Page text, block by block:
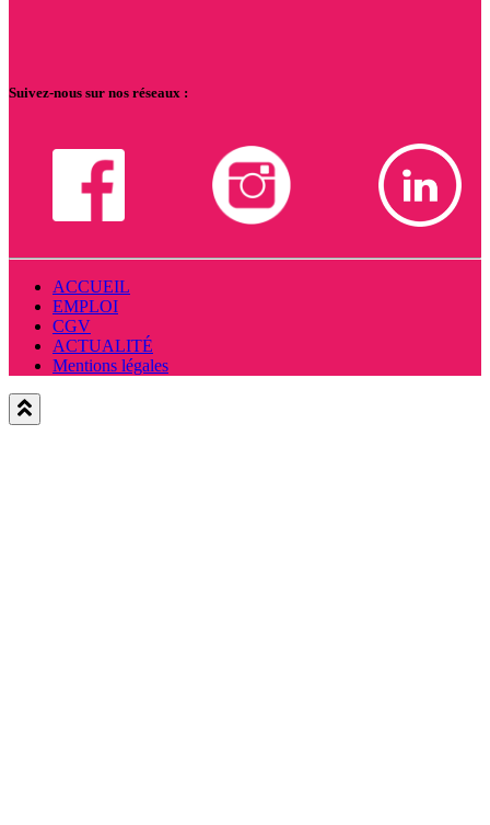
Suivez-nous sur nos réseaux :
ACCUEIL
EMPLOI
CGV
ACTUALITÉ
Mentions légales